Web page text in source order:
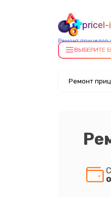
pricel-
Ремонт прицелов
ВЫБЕРИТЕ
Ремонт